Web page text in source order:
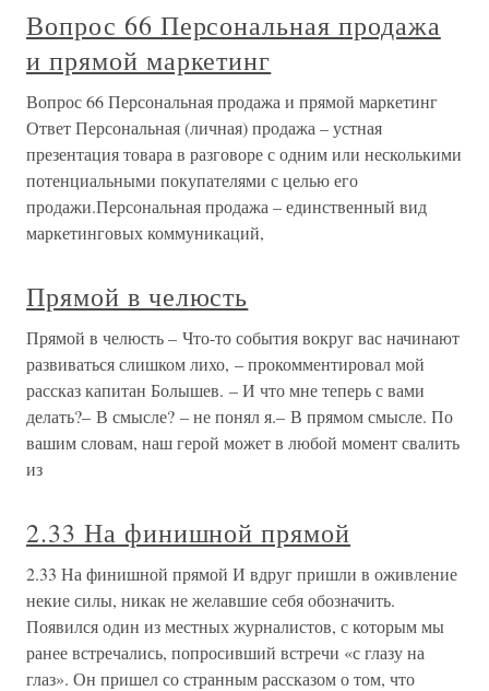
Вопрос 66 Персональная продажа
и прямой маркетинг
Вопрос 66 Персональная продажа и прямой маркетинг
Ответ Персональная (личная) продажа – устная
презентация товара в разговоре с одним или несколькими
потенциальными покупателями с целью его
продажи.Персональная продажа – единственный вид
маркетинговых коммуникаций,
Прямой в челюсть
Прямой в челюсть – Что-то события вокруг вас начинают
развиваться слишком лихо, – прокомментировал мой
рассказ капитан Болышев. – И что мне теперь с вами
делать?– В смысле? – не понял я.– В прямом смысле. По
вашим словам, наш герой может в любой момент свалить
из
2.33 На финишной прямой
2.33 На финишной прямой И вдруг пришли в оживление
некие силы, никак не желавшие себя обозначить.
Появился один из местных журналистов, с которым мы
ранее встречались, попросивший встречи «с глазу на
глаз». Он пришел со странным рассказом о том, что